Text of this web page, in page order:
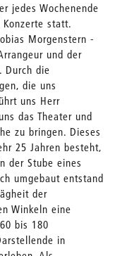
jedes Wochenende
Konzerte statt.
Morgenstern -
und der
Durch die
die uns
uns Herr
das Theater und
zu bringen. Dieses
25 Jahren besteht,
der Stube eines
umgebaut entstand
der
Winkeln eine
bis 180
in